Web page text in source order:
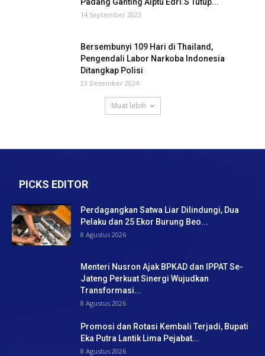
14 September 2023
Bersembunyi 109 Hari di Thailand,
Pengendali Labor Narkoba Indonesia
Ditangkap Polisi
23 Desember 2024
Muat lebih
PICKS EDITOR
Perdagangkan Satwa Liar Dilindungi, Dua
Pelaku dan 25 Ekor Burung Beo...
8 Agustus 2026
Menteri Nusron Ajak BPKAD dan IPPAT Se-
Jateng Perkuat Sinergi Wujudkan
Transformasi...
8 Agustus 2026
Promosi dan Rotasi Kembali Terjadi, Bupati
Eka Putra Lantik Lima Pejabat...
8 Agustus 2026